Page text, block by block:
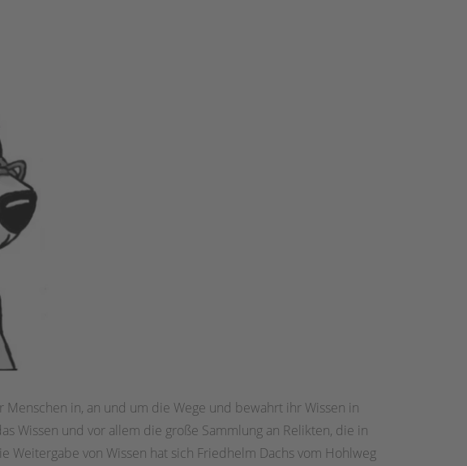
in, an und um die Wege und bewahrt ihr Wissen in
Wissen und vor allem die große Sammlung an Relikten, die in
von Wissen hat sich Friedhelm Dachs vom Hohlweg